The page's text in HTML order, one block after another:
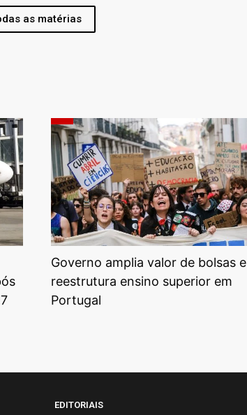
as matérias
Governo amplia valor de bolsas e
reestrutura ensino superior em
Portugal
EDITORIAIS